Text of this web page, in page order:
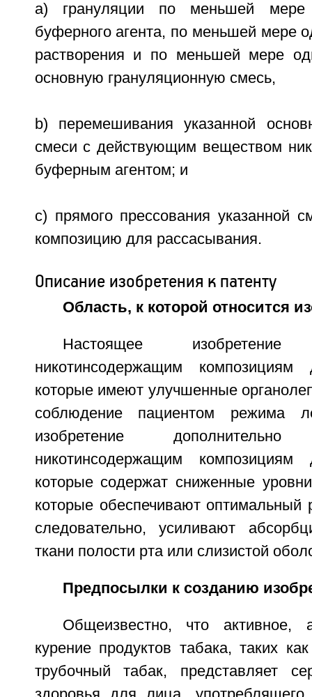
a) грануляции по меньшей мере
буферного агента, по меньшей мере
растворения и по меньшей мере
основную грануляционную смесь,
b) перемешивания указанной
смеси с действующим веществом
буферным агентом; и
с) прямого прессования указанной
композицию для рассасывания.
Описание изобретения к патенту
Область, к которой относится
Настоящее
никотинсодержащим композициям
которые имеют улучшенные
соблюдение пациентом режима
изобретение
никотинсодержащим композициям
которые содержат сниженные
которые обеспечивают
следовательно, усиливают
ткани полости рта или слизистой
Предпосылки к созданию
Общеизвестно, что активное,
курение продуктов табака, таких
трубочный табак, представляет